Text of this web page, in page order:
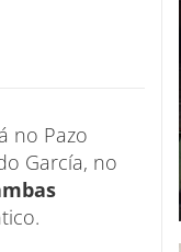
no Pazo
García, no